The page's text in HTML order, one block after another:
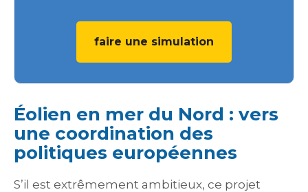
faire une simulation
Éolien en mer du Nord : vers
une coordination des
politiques européennes
S’il est extrêmement ambitieux, ce projet